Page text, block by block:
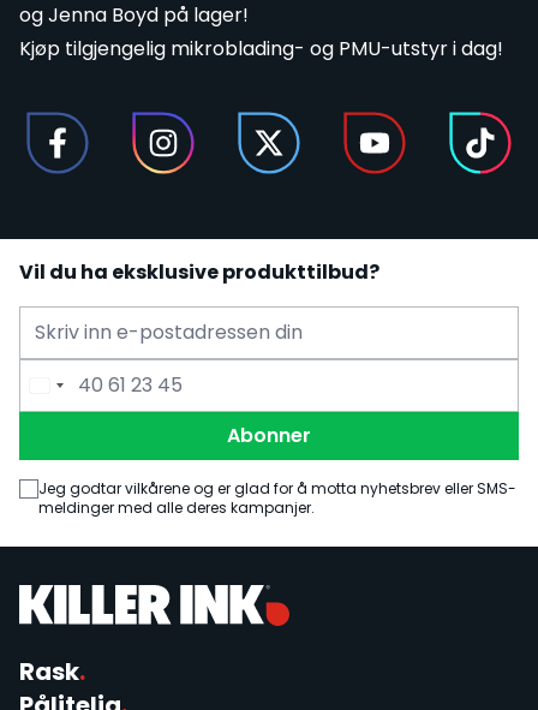
ogJenna Boyd på lager!
Kjøp tilgjengelig mikroblading- og PMU-utstyr i dag!
Vil du ha eksklusive produkttilbud?
E-mailadress
Telefonnummer
Abonner
Jeg godtar vilkårene og er glad for å motta nyhetsbrev eller SMS-
meldinger med alle deres kampanjer.
Rask.